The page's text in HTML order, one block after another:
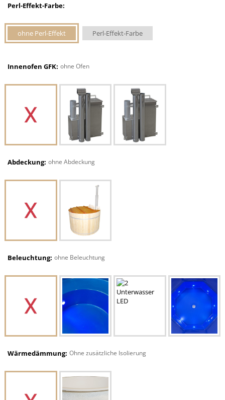
Perl-Effekt-Farbe:
ohne Perl-Effekt Perl-Effekt-Farbe
Innenofen GFK: ohne Ofen
Abdeckung: ohne Abdeckung
Beleuchtung: ohne Beleuchtung
Wärmedämmung: Ohne zusätzliche Isolierung